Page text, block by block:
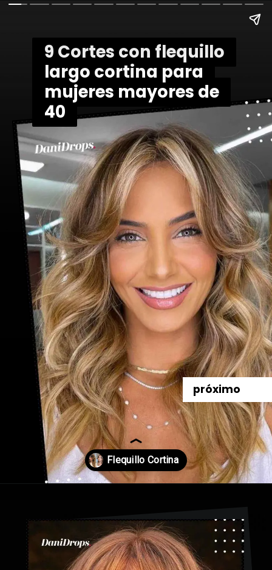
9 Cortes con flequillo
largo cortina para
mujeres mayores de
40
9 Cortes con flequillo
largo cortina para
mujeres mayores de
40
próximo